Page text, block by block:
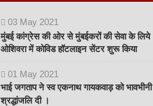
03 May 2021
मुंबई कांग्रेस की ओर से मुंबईकरों की सेवा के लिये
ओशिवरा में कोविड हॉटलाइन सेंटर शुरू किया
01 May 2021
भाई जगताप ने स्व एकनाथ गायकवाड़ को भावभीनी
श्रद्धांजलि दी ।